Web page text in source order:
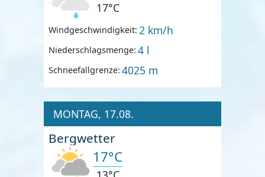
17°C
Windgeschwindigkeit: 2 km/h
Niederschlagsmenge: 4 l
Schneefallgrenze: 4025 m
MONTAG, 17.08.
Bergwetter
17°C